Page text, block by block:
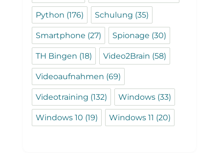
Python (176) Schulung (35)
Smartphone (27) Spionage (30)
TH Bingen (18) Video2Brain (58)
Videoaufnahmen (69)
Videotraining (132) Windows (33)
Windows 10 (19) Windows 11 (20)